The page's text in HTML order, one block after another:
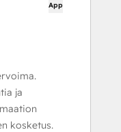
App
ja
kosketus.